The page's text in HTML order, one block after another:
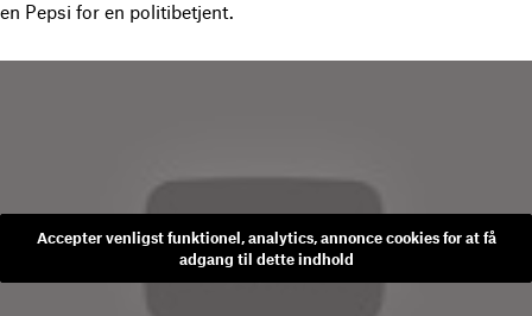
en Pepsi for en politibetjent.
Accepter venligst funktionel, analytics, annonce cookies for at få
adgang til dette indhold